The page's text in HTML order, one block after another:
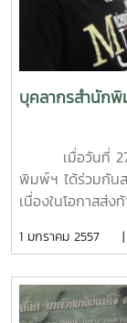
บุคลากรสำนัก
เมื่อวันที่ 27 ธั
พิมพ์ฯ ได้ร่วมกัน
เนื่องในโอกาสส่ง
ตลอดปี 2556
1 มกราคม